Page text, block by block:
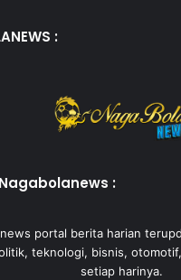
:
:
portal berita harian
teknologi, bisnis,
setiap harinya.